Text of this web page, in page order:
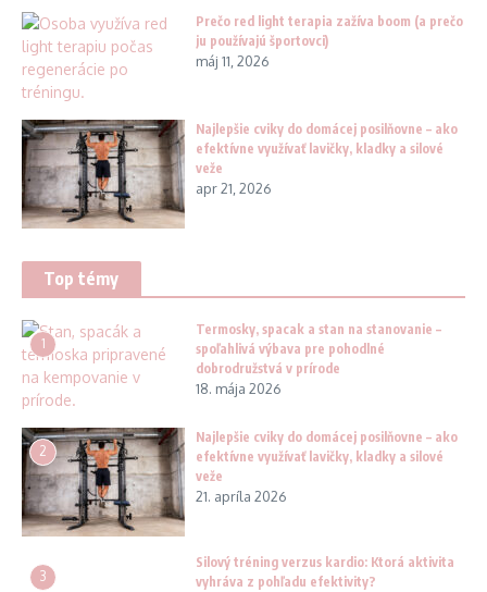
Prečo red light terapia zažíva boom (a prečo
ju používajú športovci)
máj 11, 2026
Najlepšie cviky do domácej posilňovne – ako
efektívne využívať lavičky, kladky a silové
veže
apr 21, 2026
Top témy
1
Termosky, spacak a stan na stanovanie –
spoľahlivá výbava pre pohodlné
dobrodružstvá v prírode
18. mája 2026
2
Najlepšie cviky do domácej posilňovne – ako
efektívne využívať lavičky, kladky a silové
veže
21. apríla 2026
3
Silový tréning verzus kardio: Ktorá aktivita
vyhráva z pohľadu efektivity?